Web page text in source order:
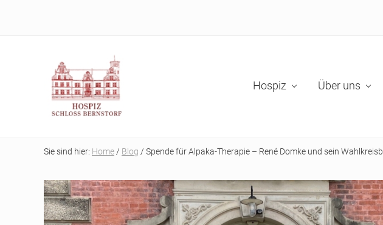
auf
Reise
Hospiz Über uns
Sie sind hier: Home / Blog / Spende für Alpaka-Therapie – René Domke und sein